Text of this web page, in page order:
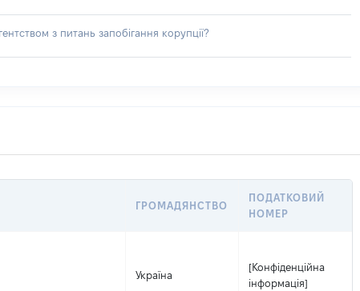
з питань запобігання корупції?
ГРОМАДЯНСТВО
ПОДАТКОВИЙ
НОМЕР
Україна
[Конфіденційна
інформація]